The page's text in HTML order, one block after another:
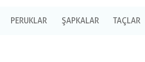
PERUKLAR ŞAPKALAR TAÇLAR